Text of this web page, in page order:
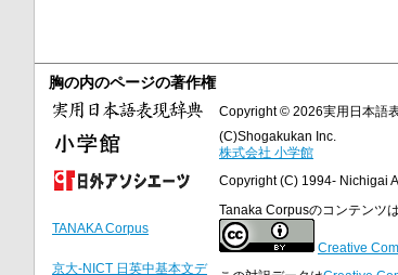
胸の内のページの著作権
Copyright © 2026実用日本語
(C)Shogakukan Inc.
株式会社 小学館
Copyright (C) 1994- Nichigai
TANAKA Corpus
Tanaka Corpusのコンテンツ
Creative
京大-NICT 日英中基本文デ